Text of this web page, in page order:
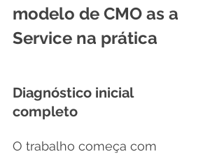
modelo de CMO as a
Service na prática
Diagnóstico inicial
completo
O trabalho começa com